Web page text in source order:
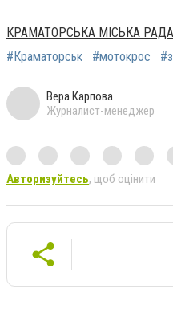
КРАМАТОРСЬКА МІСЬКА РАДА
#Краматорськ
#мотокрос
Вера Карпова
Журналист-менеджер
Авторизуйтесь, щоб оцінити